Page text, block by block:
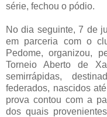
série, fechou o pódio.
No dia seguinte, 7 de
em parceria com o
Pedome, organizou,
Torneio Aberto de
semirrápidas,
federados, nascidos
prova contou com a
dos quais